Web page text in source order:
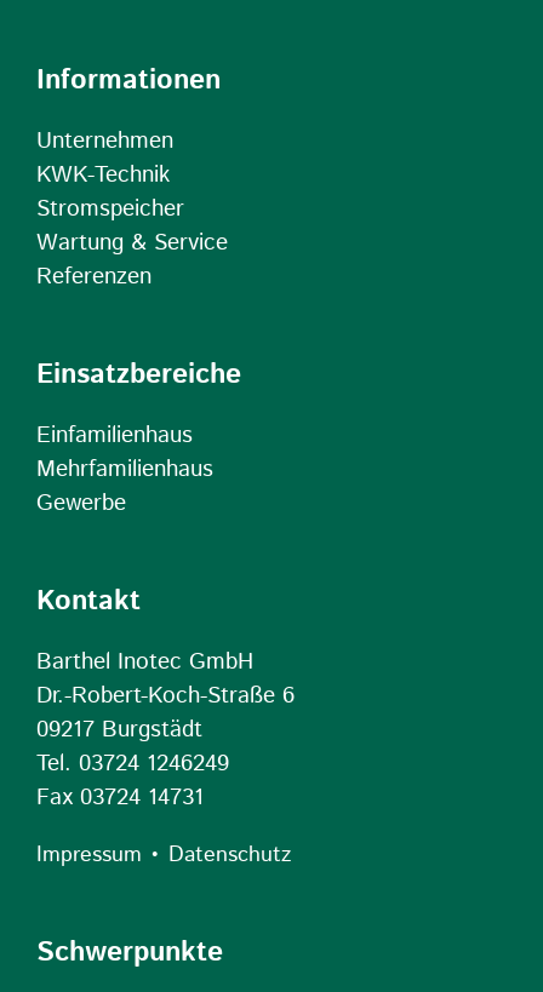
Informationen
Unternehmen
KWK-Technik
Stromspeicher
Wartung & Service
Referenzen
Einsatzbereiche
Einfamilienhaus
Mehrfamilienhaus
Gewerbe
Kontakt
Barthel Inotec GmbH
Dr.-Robert-Koch-Straße 6
09217 Burgstädt
Tel. 03724 1246249
Fax 03724 14731
Impressum • Datenschutz
Schwerpunkte